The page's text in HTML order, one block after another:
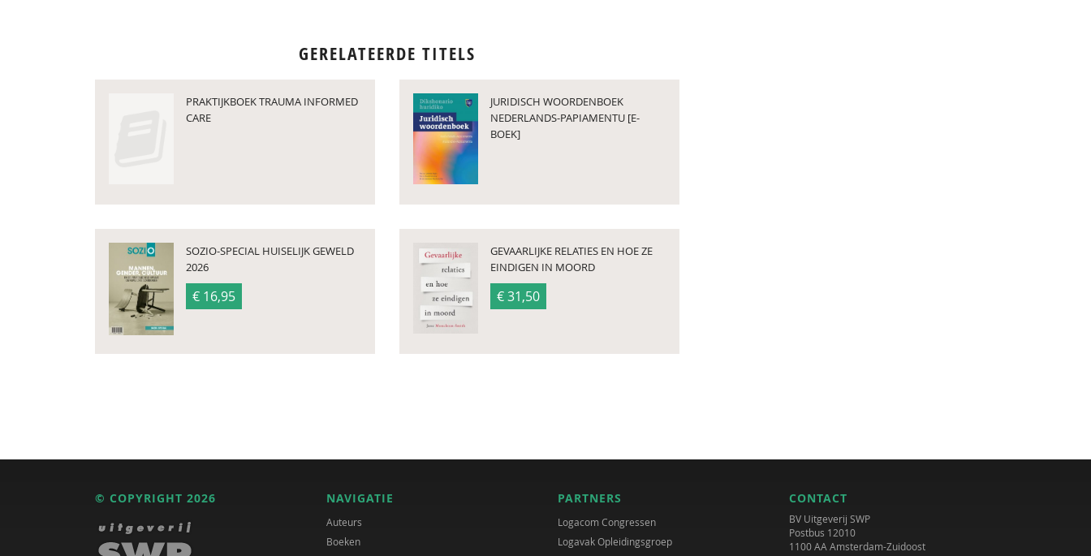
GERELATEERDE TITELS
PRAKTIJKBOEK TRAUMA INFORMED
CARE
JURIDISCH WOORDENBOEK
NEDERLANDS-PAPIAMENTU [E-
BOEK]
SOZIO-SPECIAL HUISELIJK GEWELD
2026
€ 16,95
GEVAARLIJKE RELATIES EN HOE ZE
EINDIGEN IN MOORD
€ 31,50
© COPYRIGHT 2026 NAVIGATIE
Auteurs
Boeken
PARTNERS
Logacom Congressen
Logavak Opleidingsgroep
CONTACT
BV Uitgeverij SWP
Postbus 12010
1100 AA Amsterdam-Zuidoost